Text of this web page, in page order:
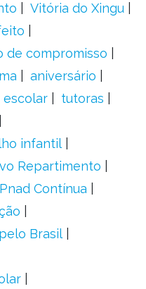
Vitória do Xingu
de compromisso
aniversário
tutoras
infantil
Repartimento
Pnad Contínua
Brasil